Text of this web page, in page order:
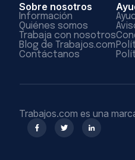
Sobre nosotros
Información
Quiénes somos
Trabaja con nosotros
Blog de Trabajos.com
Contáctanos
Trabajos.com es una